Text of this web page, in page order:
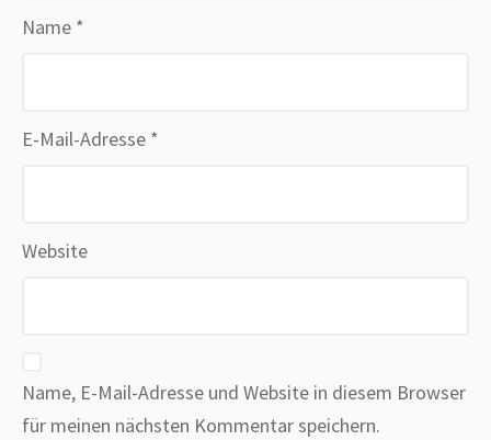
Name *
E-Mail-Adresse *
Website
Name, E-Mail-Adresse und Website in diesem Browser
für meinen nächsten Kommentar speichern.